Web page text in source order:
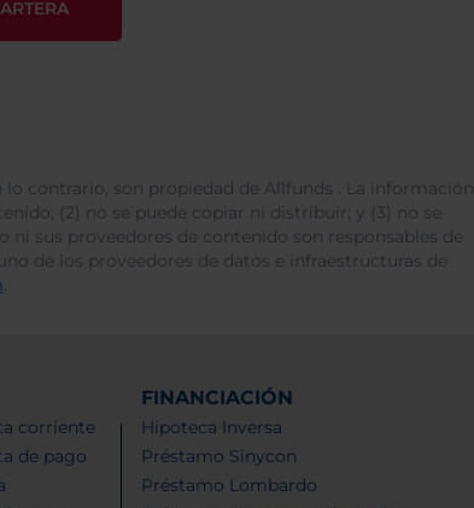
lo contrario, son propiedad de Allfunds . La información
(2) no se puede copiar ni distribuir; y (3) no se
sus proveedores de contenido son responsables de
de los proveedores de datos e infraestructuras de
.
corriente
de pago
FINANCIACIÓN
Hipoteca Inversa
Préstamo Sinycon
Préstamo Lombardo